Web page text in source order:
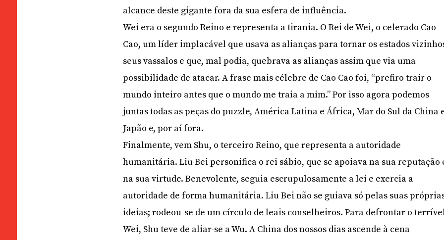
alcance deste gigante fora da sua esfera de influência.
Wei era o segundo Reino e representa a tirania. O Rei de Wei, o celerado Cao
Cao, um líder implacável que usava as alianças para tornar os estados
seus vassalos e que, mal podia, quebrava as alianças assim que via uma
possibilidade de atacar. A frase mais célebre de Cao Cao foi, “prefiro trair o
mundo inteiro antes que o mundo me traia a mim.” Por isso agora podemos
juntas todas as peças do puzzle, América Latina e África, Mar do Sul da China
Japão e, por aí fora.
Finalmente, vem Shu, o terceiro Reino, que representa a autoridade
humanitária. Liu Bei personifica o rei sábio, que se apoiava na sua reputação
na sua virtude. Benevolente, seguia escrupulosamente a lei e exercia a
autoridade de forma humanitária. Liu Bei não se guiava só pelas suas
ideias; rodeou-se de um círculo de leais conselheiros. Para defrontar o
Wei, Shu teve de aliar-se a Wu. A China dos nossos dias ascende à cena